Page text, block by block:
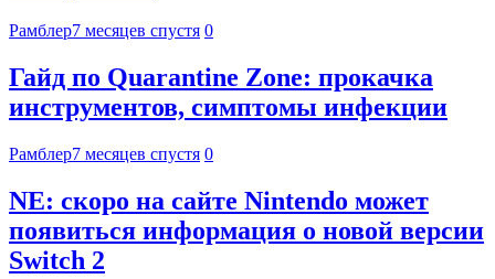
Рамблер7 месяцев спустя 0
Гайд по Quarantine Zone: прокачка
инструментов, симптомы инфекции
Рамблер7 месяцев спустя 0
NE: скоро на сайте Nintendo может
появиться информация о новой версии
Switch 2